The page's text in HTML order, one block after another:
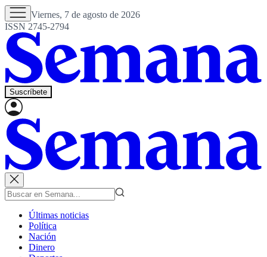
Viernes, 7 de agosto de 2026
ISSN 2745-2794
Suscríbete
Últimas noticias
Política
Nación
Dinero